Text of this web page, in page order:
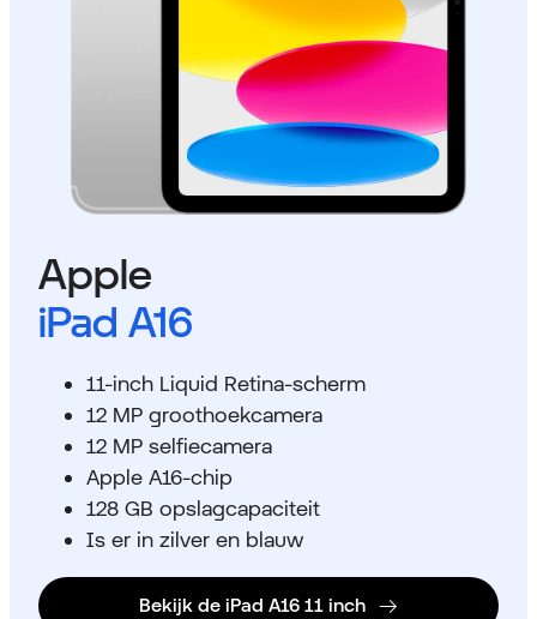
Apple
iPad A16
11-inch Liquid Retina-scherm
12 MP groothoekcamera
12 MP selfiecamera
Apple A16-chip
128 GB opslagcapaciteit
Is er in zilver en blauw
Bekijk de iPad A16 11 inch